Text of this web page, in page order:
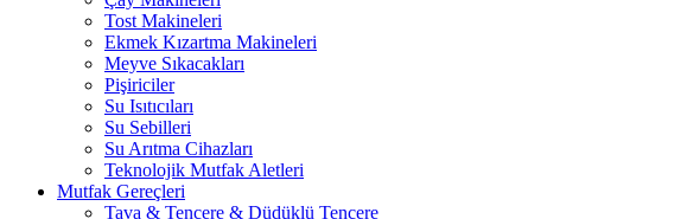
Tost Makineleri
Ekmek Kızartma Makineleri
Meyve Sıkacakları
Pişiriciler
Su Isıtıcıları
Su Sebilleri
Su Arıtma Cihazları
Teknolojik Mutfak Aletleri
Mutfak Gereçleri
Tava & Tencere & Düdüklü Tencere